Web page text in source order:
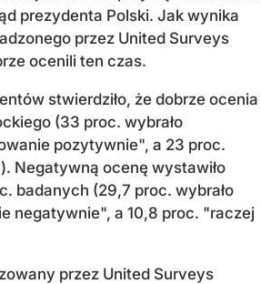
prezydenta Polski. Jak wynika
przez United Surveys
ocenili ten czas.
stwierdziło, że dobrze ocenia
(33 proc. wybrało
pozytywnie", a 23 proc.
Negatywną ocenę wystawiło
badanych (29,7 proc. wybrało
negatywnie", a 10,8 proc. "raczej
przez United Surveys